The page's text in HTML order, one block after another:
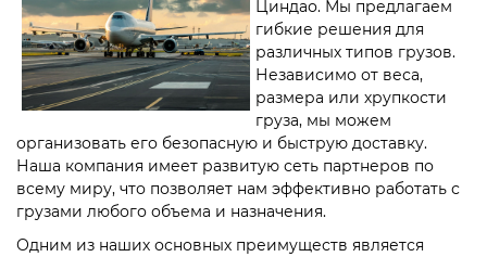
Циндао. Мы предлагаем
гибкие решения для
различных типов грузов.
Независимо от веса,
размера или хрупкости
груза, мы можем
организовать его безопасную и быструю доставку.
Наша компания имеет развитую сеть партнеров по
всему миру, что позволяет нам эффективно работать с
грузами любого объема и назначения.
Одним из наших основных преимуществ является